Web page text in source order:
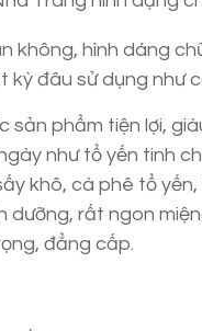
không, hình dáng
đâu sử dụng như
sản phẩm tiện lợi,
như tổ yến tinh
khô, cà phê tổ
rất ngon
đẳng cấp.